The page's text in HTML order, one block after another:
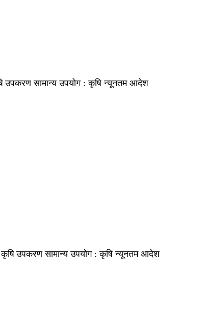
उपकरण सामान्य उपयोग :कृषि न्यूनतम आदेश
कृषि उपकरण सामान्य उपयोग :कृषि न्यूनतम आदेश